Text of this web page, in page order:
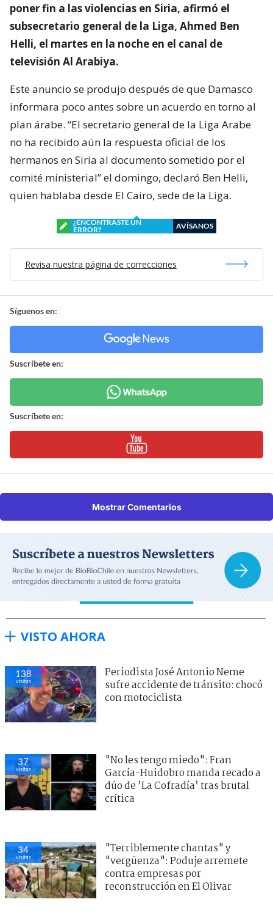
poner fin a las violencias en Siria, afirmó el
subsecretario general de la Liga, Ahmed Ben
Helli, el martes en la noche en el canal de
televisión Al Arabiya.
Este anuncio se produjo después de que Damasco
informara poco antes sobre un acuerdo en torno al
plan árabe. “El secretario general de la Liga Arabe
no ha recibido aún la respuesta oficial de los
hermanos en Siria al documento sometido por el
comité ministerial” el domingo, declaró Ben Helli,
quien hablaba desde El Cairo, sede de la Liga.
¿ENCONTRASTE UN
ERROR?
AVÍSANOS
Revisa nuestra página de correcciones
Síguenos en:
Suscríbete en:
Suscríbete en:
Mostrar Comentarios
VISTO AHORA
138
visitas
Periodista José Antonio Neme
sufre accidente de tránsito: chocó
con motociclista
37
visitas
"No les tengo miedo": Fran
García-Huidobro manda recado a
dúo de ’La Cofradía’ tras brutal
crítica
34
visitas
"Terriblemente chantas" y
"vergüenza": Poduje arremete
contra empresas por
reconstrucción en El Olivar